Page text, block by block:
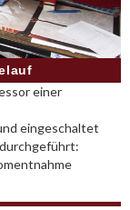
einer
eingeschaltet